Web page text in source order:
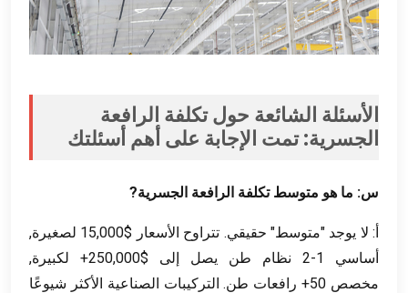
الأسئلة الشائعة حول تكلفة الرافعة
الجسرية: تمت الإجابة على أهم أسئلتك
س: ما هو متوسط ​​تكلفة الرافعة الجسرية?
أ: لا يوجد "متوسط" حقيقي. تتراوح الأسعار $15,000 لصغيرة,
أساسي 1-2 نظام طن يصل إلى $250,000+ لكبيرة,
مخصص 50+ رافعات طن. التركيبات الصناعية الأكثر شيوعًا